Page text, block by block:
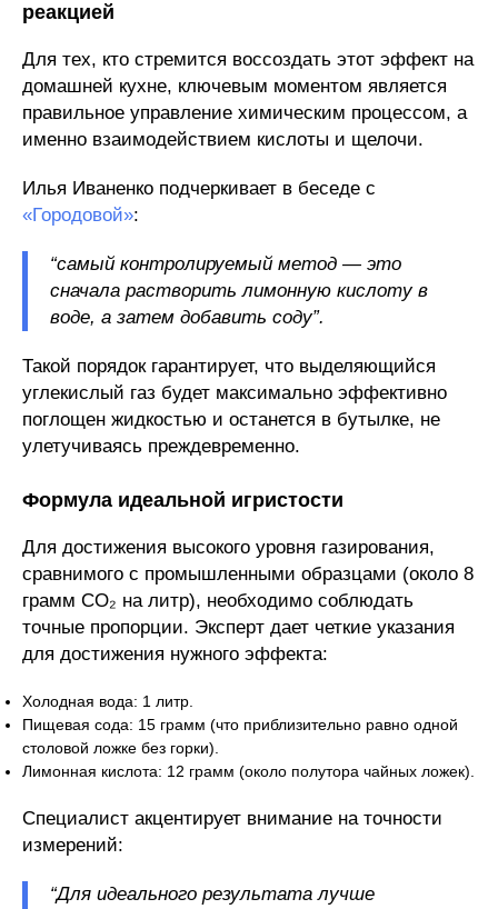
реакцией
Для тех, кто стремится воссоздать этот эффект на
домашней кухне, ключевым моментом является
правильное управление химическим процессом, а
именно взаимодействием кислоты и щелочи.
Илья Иваненко подчеркивает в беседе с
«Городовой»:
“самый контролируемый метод — это
сначала растворить лимонную кислоту в
воде, а затем добавить соду”.
Такой порядок гарантирует, что выделяющийся
углекислый газ будет максимально эффективно
поглощен жидкостью и останется в бутылке, не
улетучиваясь преждевременно.
Формула идеальной игристости
Для достижения высокого уровня газирования,
сравнимого с промышленными образцами (около 8
грамм CO₂ на литр), необходимо соблюдать
точные пропорции. Эксперт дает четкие указания
для достижения нужного эффекта:
Холодная вода: 1 литр.
Пищевая сода: 15 грамм (что приблизительно равно одной
столовой ложке без горки).
Лимонная кислота: 12 грамм (около полутора чайных ложек).
Специалист акцентирует внимание на точности
измерений:
“Для идеального результата лучше